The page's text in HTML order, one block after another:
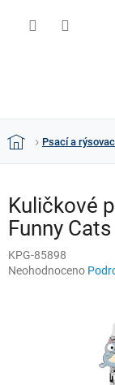
DomůPsací a
Kuličkové
Funny Cats
KPG-85898
Průměrné
Neohodnoceno